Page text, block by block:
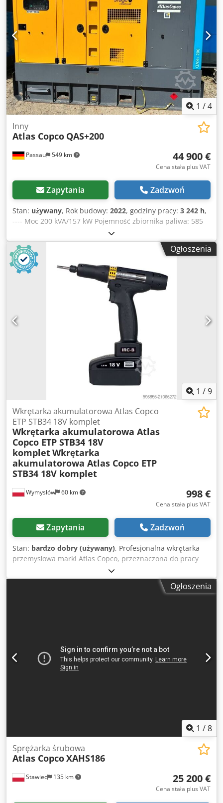
1 /4
Passau 549 km
Inny
Atlas Copco QAS+200
44 900 €
Cena stała plus VAT
Zapytania Zadzwoń
Stan: używany, Rok budowy: 2022, godziny pracy: 3 242 h,
---- Moc 200 kVA/157 kW Pojemność zbiornika paliwa: 585
litrów Czas pracy: 3242 godziny, rok produkcji: 12/2022
Gniazda: 125-63-32-16 A + gniazdo DS Wyłącznik
różnicowoprądowy typu B Csdpfx AozrkuasczshaOgłoszenia
1 /9
Wymysłów 60 km
Wkrętarka akumulatorowa Atlas Copco
ETP STB34 18V komplet
Wkrętarka akumulatorowa Atlas
Copco ETP STB34 18V
kompletWkrętarka
akumulatorowa Atlas Copco ETP
STB34 18V komplet
998 €
Cena stała plus VAT
Zapytania Zadzwoń
Stan: bardzo dobry (używany), Profesjonalna wkrętarka
przemysłowa marki Atlas Copco, przeznaczona do pracy
ciągłej w liniach montażowych i zastosowaniach
produkcyjnych. Sprzęt klasy przemysłowej – nie
marketówka. Chodpsyc Rvaefx Aczoa Dane i informacje: •
Atlas Copco • Ładowarka Atlas Copco • Wszystko widoczne
na zdjęciach Stan: Używana, sprawna, normalne ślady
użytkowania. Bez pęknięć, bez luzów. Sprzęt pochodzi z
Ogłoszenia
1 /8
Stawiec 135 km
Sprężarka śrubowa
Atlas CopcoXAHS186
25 200 €
Cena stała plus VAT